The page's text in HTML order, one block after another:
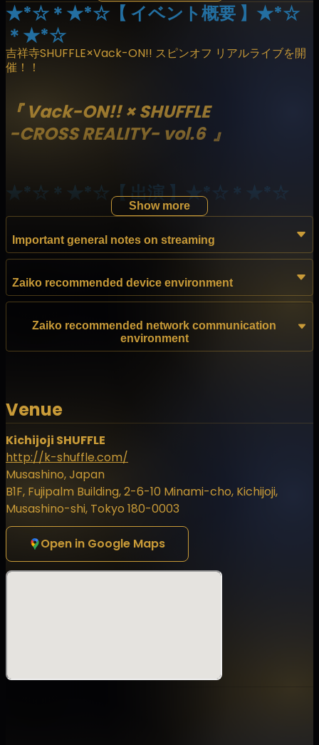
★*☆＊★*☆【 イベント概要 】★*☆
＊★*☆
吉祥寺SHUFFLE×Vack-ON!! スピンオフ リアルライブを開
催！！
『 Vack-ON!! × SHUFFLE
-CROSS REALITY- vol.6 』
★*☆＊★*☆【 出演 】★*☆＊★*☆
【出演者様（順不同）】
渉海よひら 様
神凪アンナ 様
心呼 様
Show more
Important general notes on streaming
Zaiko recommended device environment
Zaiko recommended network communication
environment
Venue
Kichijoji SHUFFLE
http://k-shuffle.com/
Musashino, Japan
B1F, Fujipalm Building, 2-6-10 Minami-cho, Kichijoji,
Musashino-shi, Tokyo 180-0003
Open in Google Maps